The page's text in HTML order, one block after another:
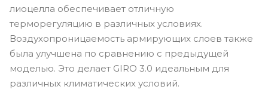
лиоцелла обеспечивает отличную
терморегуляцию в различных условиях.
Воздухопроницаемость армирующих слоев также
была улучшена по сравнению с предыдущей
моделью. Это делает GIRO 3.0 идеальным для
различных климатических условий.